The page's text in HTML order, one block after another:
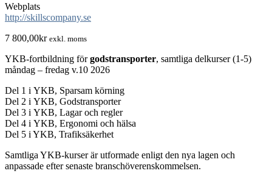
Webplats
http://skillscompany.se
7 800,00kr exkl. moms
YKB-fortbildning förgodstransporter, samtliga delkurser (1-5)
måndag – fredag v.10 2026
Del 1 i YKB, Sparsam körning
Del 2 i YKB, Godstransporter
Del 3 i YKB, Lagar och regler
Del 4 i YKB, Ergonomi och hälsa
Del 5 i YKB, Trafiksäkerhet
Samtliga YKB-kurser är utformade enligt den nya lagen och
anpassade efter senaste branschöverenskommelsen.